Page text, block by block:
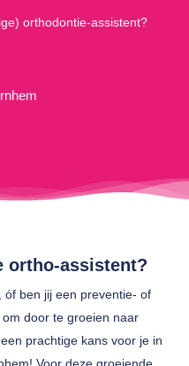
orthodontie-assistent?
ortho-assistent?
óf ben jij een preventie- of
door te groeien naar
prachtige kans voor je in